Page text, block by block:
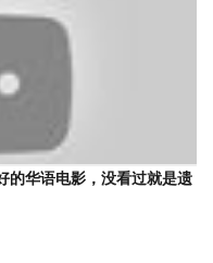
的华语电影，没看过就是遗